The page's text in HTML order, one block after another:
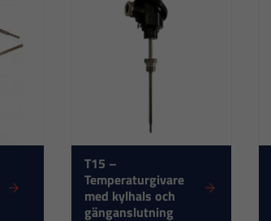
T15 –
Temperaturgivare
med kylhals och
gänganslutning